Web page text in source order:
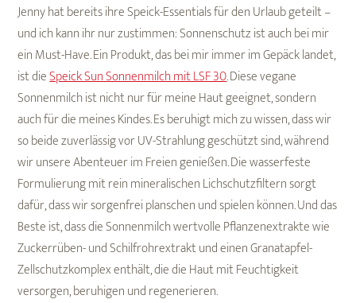
Jenny hat bereits ihre Speick-Essentials für den Urlaub geteilt –
und ich kann ihr nur zustimmen: Sonnenschutz ist auch bei mir
ein Must-Have. Ein Produkt, das bei mir immer im Gepäck landet,
ist dieSpeick Sun Sonnenmilch mit LSF 30. Diese vegane
Sonnenmilch ist nicht nur für meine Haut geeignet, sondern
auch für die meines Kindes. Es beruhigt mich zu wissen, dass wir
so beide zuverlässig vor UV-Strahlung geschützt sind, während
wir unsere Abenteuer im Freien genießen. Die wasserfeste
Formulierung mit rein mineralischen Lichschutzfiltern sorgt
dafür, dass wir sorgenfrei planschen und spielen können. Und das
Beste ist, dass die Sonnenmilch wertvolle Pflanzenextrakte wie
Zuckerrüben- und Schilfrohrextrakt und einen Granatapfel-
Zellschutzkomplex enthält, die die Haut mit Feuchtigkeit
versorgen, beruhigen und regenerieren.